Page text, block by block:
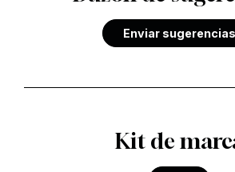
Enviar sugerencias
Kit de